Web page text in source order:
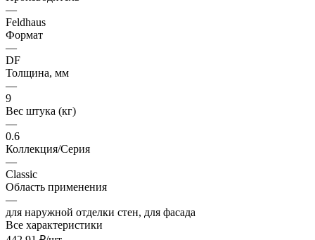
—
Feldhaus
Формат
—
DF
Толщина, мм
—
9
Вес штука (кг)
—
0.6
Коллекция/Серия
—
Classic
Область применения
—
для наружной отделки стен, для фасада
Все характеристики